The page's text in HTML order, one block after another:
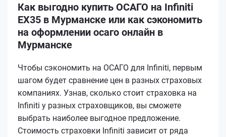
Как выгодно купить ОСАГО на Infiniti
EX35 в Мурманске или как сэкономить
на оформлении осаго онлайн в
Мурманске
Чтобы сэкономить на ОСАГО для Infiniti, первым
шагом будет сравнение цен в разных страховых
компаниях. Узнав, сколько стоит страховка на
Infiniti у разных страховщиков, вы сможете
выбрать наиболее выгодное предложение.
Стоимость страховки Infiniti зависит от ряда